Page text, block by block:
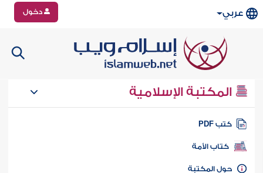
عربي دخول
المكتبة الإسلامية
كتب PDF
كتاب الأمة